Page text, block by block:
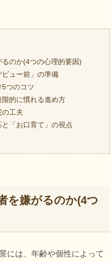
のか(4つの心理的要因)
ュー前」の準備
つのコツ
階的に慣れる進め方
工夫
「お口育て」の視点
を嫌がるのか(4つ
には、年齢や個性によって